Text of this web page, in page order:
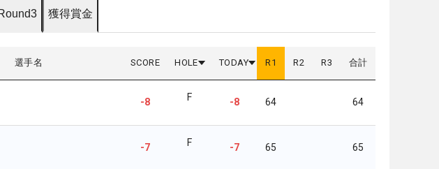
獲得賞金
選手名 SCORE HOLE TODAY R 1 R2 R3 合計
-8 F -8 64 64
-7 F -7 65 65